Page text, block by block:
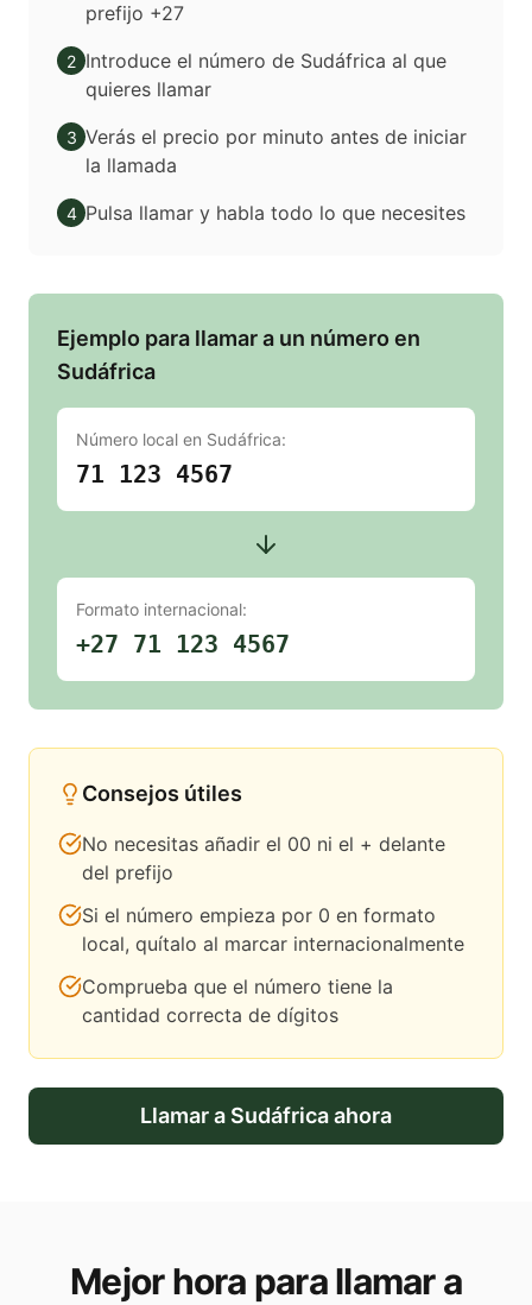
prefijo +27
2 Introduce el número de Sudáfrica al que
quieres llamar
3 Verás el precio por minuto antes de iniciar
la llamada
4 Pulsa llamar y habla todo lo que necesites
Ejemplo para llamar a un número en
Sudáfrica
Número local en Sudáfrica:
71 123 4567
Formato internacional:
+27 71 123 4567
Consejos útiles
No necesitas añadir el 00 ni el + delante
del prefijo
Si el número empieza por 0 en formato
local, quítalo al marcar internacionalmente
Comprueba que el número tiene la
cantidad correcta de dígitos
Llamar a Sudáfricaahora
Mejor hora para llamar a